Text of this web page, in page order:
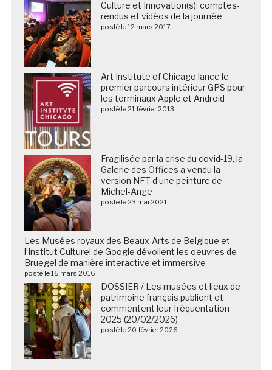
Culture et Innovation(s): comptes-
rendus et vidéos de la journée
posté le 12 mars 2017
Art Institute of Chicago lance le
premier parcours intérieur GPS pour
les terminaux Apple et Android
posté le 21 février 2013
Fragilisée par la crise du covid-19, la
Galerie des Offices a vendu la
version NFT d’une peinture de
Michel-Ange
posté le 23 mai 2021
Les Musées royaux des Beaux-Arts de Belgique et
l’Institut Culturel de Google dévoilent les oeuvres de
Bruegel de manière interactive et immersive
posté le 15 mars 2016
DOSSIER / Les musées et lieux de
patrimoine français publient et
commentent leur fréquentation
2025 (20/02/2026)
posté le 20 février 2026